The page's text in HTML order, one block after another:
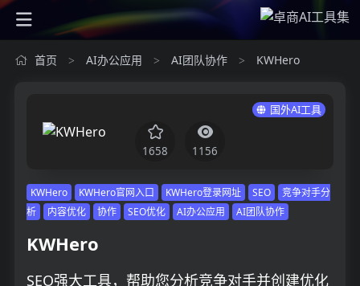
首页 > AI办公应用 > AI团队协作 > KWHero
国外AI工具
1658 1156
KWHero KWHero官网入口 KWHero登录网址 SEO
竞争对手分
析
内容优化 协作 SEO优化 AI办公应用 AI团队协作
KWHero
SEO强大工具，帮助您分析竞争对手并创建优化